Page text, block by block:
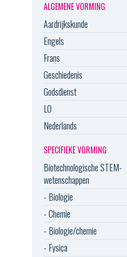
ALGEMENE VORMING
Aardrijkskunde
Engels
Frans
Geschiedenis
Godsdienst
LO
Nederlands
SPECIFIEKE VORMING
Biotechnologische STEM-
wetenschappen
- Biologie
- Chemie
- Biologie/chemie
- Fysica